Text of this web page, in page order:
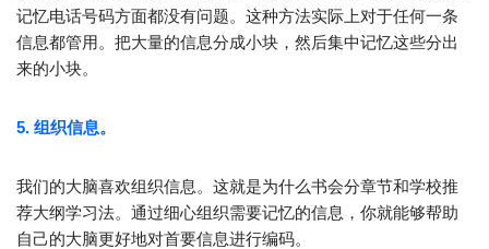
记忆电话号码方面都没有问题。这种方法实际上对于任何一条
信息都管用。把大量的信息分成小块，然后集中记忆这些分出
来的小块。
5. 组织信息。
我们的大脑喜欢组织信息。这就是为什么书会分章节和学校推
荐大纲学习法。通过细心组织需要记忆的信息，你就能够帮助
自己的大脑更好地对首要信息进行编码。